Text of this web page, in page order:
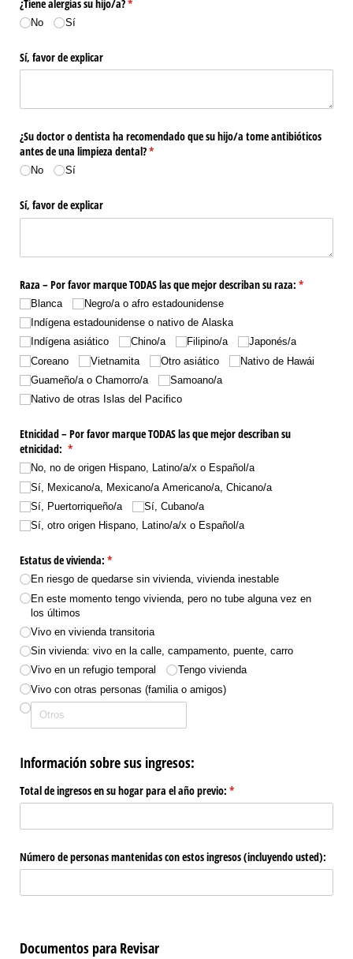
¿Tiene alergias su hijo/​a?*
(necesario)
No Sí
Sí, favor de explicar
¿Su doctor o dentista ha recomendado que su hijo/​a tome antibióticos
antes de una limpieza dental?*
(necesario)
No Sí
Sí, favor de explicar
Raza – Por favor marque TODAS las que mejor describan su raza: *
(necesario)
Blanca
Negro/​a o afro estadounidense
Indígena estadounidense o nativo de Alaska
Indígena asiático
Chino/​a Filipino/​a
Japonés/​a
Coreano
Vietnamita Otro asiático
Nativo de Hawái
Guameño/​a o Chamorro/​a
Samoano/​a
Nativo de otras Islas del Pacifico
Etnicidad – Por favor marque TODAS las que mejor describan su
etnicidad: *
(necesario)
No, no de origen Hispano, Latino/​a/​x o Español/​a
Sí, Mexicano/​a, Mexicano/​a Americano/​a, Chicano/​a
Sí, Puertorriqueño/​a
Sí, Cubano/​a
Sí, otro origen Hispano, Latino/​a/​x o Español/​a
Estatus de vivienda: *
(necesario)
En riesgo de quedarse sin vivienda, vivienda inestable
En este momento tengo vivienda, pero no tube alguna vez en
los últimos
Vivo en vivienda transitoria
Sin vivienda: vivo en la calle, campamento, puente, carro
Vivo en un refugio temporal
Tengo vivienda
Vivo con otras personas (familia o amigos)
Información sobre sus ingresos:
Total de ingresos en su hogar para el año previo: *
(necesario)
Número de personas mantenidas con estos ingresos (incluyendo usted):
Documentos para Revisar